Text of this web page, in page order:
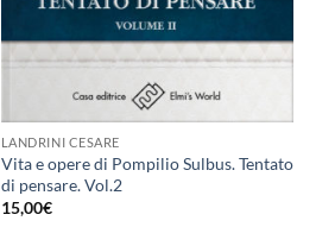
LANDRINI CESARE
Vita e opere di Pompilio Sulbus. Tentato
di pensare. Vol.2
15,00€